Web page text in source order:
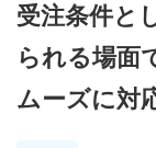
受注条件と
られる場面
ムーズに対